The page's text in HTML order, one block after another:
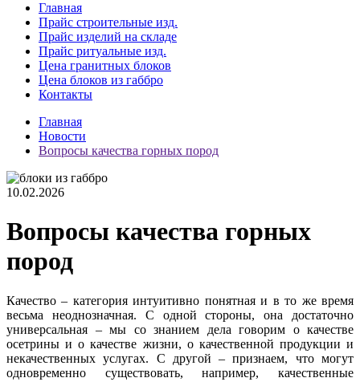
Главная
Прайс строительные изд.
Прайс изделий на складе
Прайс ритуальные изд.
Цена гранитных блоков
Цена блоков из габбро
Контакты
Главная
Новости
Вопросы качества горных пород
10.02.2026
Вопросы качества горных
пород
Качество – категория интуитивно понятная и в то же время
весьма неоднозначная. С одной стороны, она достаточно
универсальная – мы со знанием дела говорим о качестве
осетрины и о качестве жизни, о качественной продукции и
некачественных услугах. С другой – признаем, что могут
одновременно существовать, например, качественные